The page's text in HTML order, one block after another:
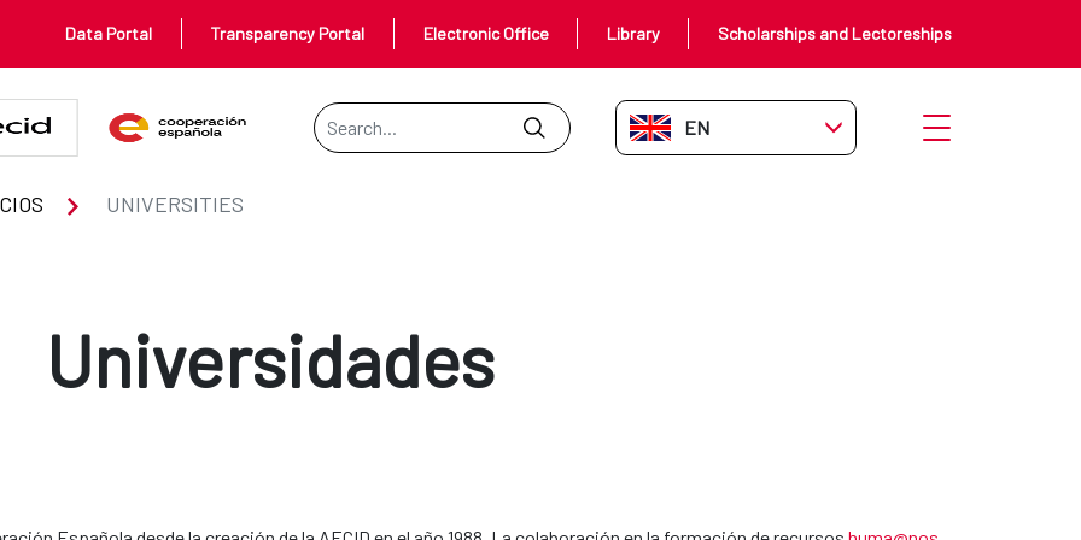
Data Portal Transparency Portal Electronic Office Library Scholarships and Lectoreships
Search Bar
EN-GB Open menu
UNIVERSITIES
Universidades